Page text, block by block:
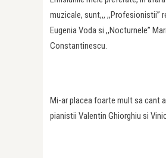
muzicale, sunt,,, ,,Profesionistii”
Eugenia Voda si ,,Nocturnele”
Constantinescu.
Mi-ar placea foarte mult sa cant
pianistii Valentin Ghiorghiu si